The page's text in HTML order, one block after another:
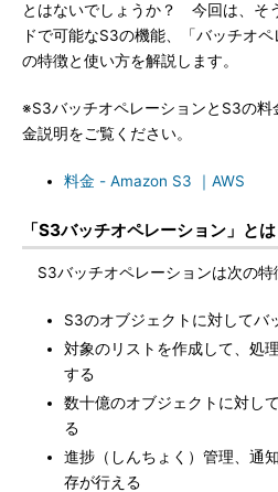
とはないでしょうか？ 今回は、そ
ドで可能なS3の機能、「バッチオ
の特徴と使い方を解説します。
※S3バッチオペレーションとS3の
金説明をご覧ください。
料金 - Amazon S3 ｜AWS
「S3バッチオペレーション」とは
S3バッチオペレーションは次の特
S3のオブジェクトに対してバ
対象のリストを作成して、処
する
数十億のオブジェクトに対し
る
進捗（しんちょく）管理、通
存が行える